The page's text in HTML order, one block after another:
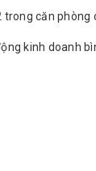
trong căn phòng
kinh doanh